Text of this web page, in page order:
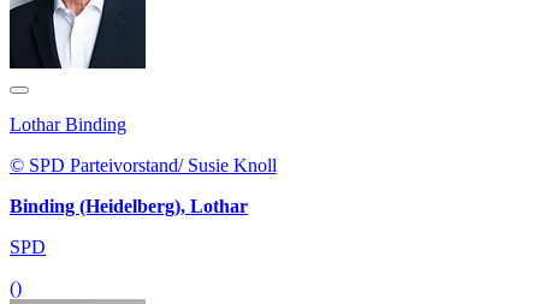
Lothar Binding
© SPD Parteivorstand/ Susie Knoll
Binding (Heidelberg), Lothar
SPD
()